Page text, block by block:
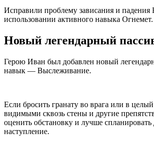
Исправили проблему зависания и падения
использовании активного навыка Огнемет.
Новый легендарный
Герою Иван был добавлен новый
навык — Выслеживание.
Если бросить гранату во врага или в
видимыми сквозь стены и другие
оценить обстановку и лучше
наступление.